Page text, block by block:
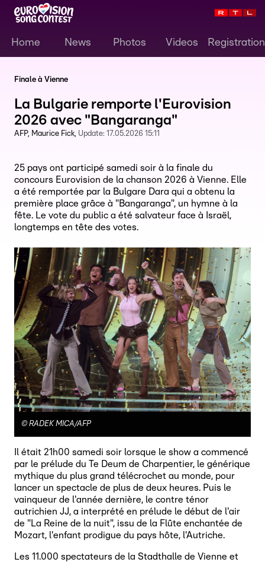
Home News Photos Videos Registration
Finale à Vienne
La Bulgarie remporte l'Eurovision
2026 avec "Bangaranga"
AFP Maurice Fick Update: 17.05.2026 15:11
25 pays ont participé samedi soir à la finale du
concours Eurovision de la chanson 2026 à Vienne. Elle
a été remportée par la Bulgare Dara qui a obtenu la
première place grâce à "Bangaranga", un hymne à la
fête. Le vote du public a été salvateur face à Israël,
longtemps en tête des votes.
© RADEK MICA/AFP
Il était 21h00 samedi soir lorsque le show a commencé
par le prélude du Te Deum de Charpentier, le générique
mythique du plus grand télécrochet au monde, pour
lancer un spectacle de plus de deux heures. Puis le
vainqueur de l'année dernière, le contre ténor
autrichien JJ, a interprété en prélude le début de l'air
de "La Reine de la nuit", issu de la Flûte enchantée de
Mozart, l'enfant prodigue du pays hôte, l'Autriche.
Les 11.000 spectateurs de la Stadthalle de Vienne et